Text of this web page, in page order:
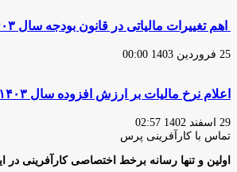
اهم تغییرات مالیاتی در قانون بودجه سال ۱۴۰۳
25 فروردین 1403 00:00
اعلام نرخ مالیات بر ارزش افزوده سال ۱۴۰۳
29 اسفند 1402 02:57
تماس با کارآفرینی پرس
اولین و تنها رسانه برخط اختصاصی کارآفرینی در